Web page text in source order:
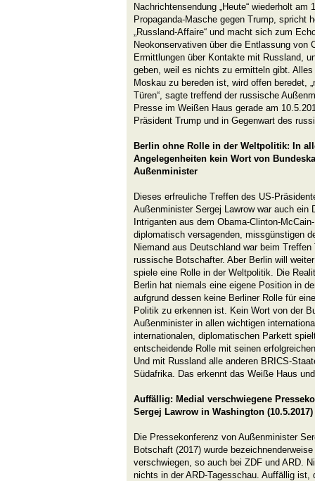
Nachrichtensendung „Heute“ wiederholt am
Propaganda-Masche gegen Trump, spricht
„Russland-Affaire“ und macht sich zum
Neokonservativen über die Entlassung von
Ermittlungen über Kontakte mit Russland,
geben, weil es nichts zu ermitteln gibt.
Moskau zu bereden ist, wird offen beredet,
Türen“, sagte treffend der russische
Presse im Weißen Haus gerade am
Präsident Trump und in Gegenwart des
Berlin ohne Rolle in der Weltpolitik: In
Angelegenheiten kein Wort von
Außenminister
Dieses erfreuliche Treffen des US-
Außenminister Sergej Lawrow war auch ein
Intriganten aus dem Obama-Clinton-
diplomatisch versagenden, missgünstigen
Niemand aus Deutschland war beim
russische Botschafter. Aber Berlin will
spiele eine Rolle in der Weltpolitik. Die
Berlin hat niemals eine eigene Position in
aufgrund dessen keine Berliner Rolle für
Politik zu erkennen ist. Kein Wort von der
Außenminister in allen wichtigen
internationalen, diplomatischen Parkett
entscheidende Rolle mit seinen
Und mit Russland alle anderen BRICS-
Südafrika. Das erkennt das Weiße Haus
Auffällig: Medial verschwiegene
Sergej Lawrow in Washington (10.5.2017)
Die Pressekonferenz von Außenminister
Botschaft (2017) wurde
verschwiegen, so auch bei ZDF und ARD.
nichts in der ARD-Tagesschau. Auffällig ist,